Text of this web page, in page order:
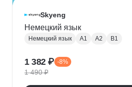
Skyeng
Немецкий язык
Немецкий язык A1 A2 B1
1 382 ₽ -8%
1 490 ₽